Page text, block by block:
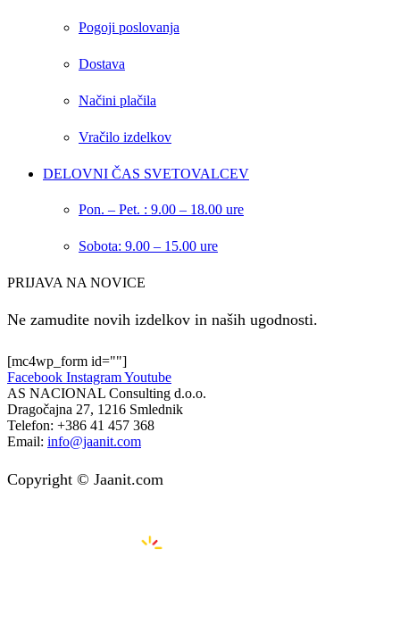
Pogoji poslovanja
Dostava
Načini plačila
Vračilo izdelkov
DELOVNI ČAS SVETOVALCEV
Pon. – Pet. : 9.00 – 18.00 ure
Sobota: 9.00 – 15.00 ure
PRIJAVA NA NOVICE
Ne zamudite novih izdelkov in naših ugodnosti.
[mc4wp_form id=""]
Facebook InstagramYoutube
AS NACIONAL Consulting d.o.o.
Dragočajna 27, 1216 Smlednik
Telefon: +386 41 457 368
Email: info@jaanit.com
Copyright © Jaanit.com